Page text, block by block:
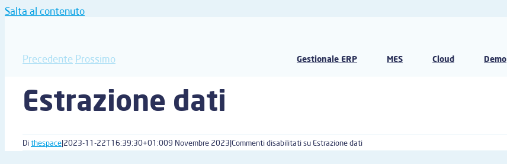
Salta al contenuto
Gestionale ERP MES Cloud Demo
Precedente Prossimo
Estrazione dati
Dithespace|2023-11-22T16:39:30+01:009 Novembre 2023|Commenti disabilitatisu Estrazione dati